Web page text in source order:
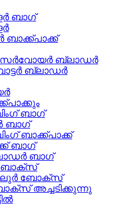
ബാഗ്
ബാക്ക്പാക്ക്
ബ്ലാഡർ
ബ്ലാഡർ
ബാഗ്
ബാഗ്
ബാക്ക്പാക്ക്
ബാഗ്
ബാഗ്
ബോക്സ്
ലുർ ബോക്സ്
അച്ചടിക്കുന്നു